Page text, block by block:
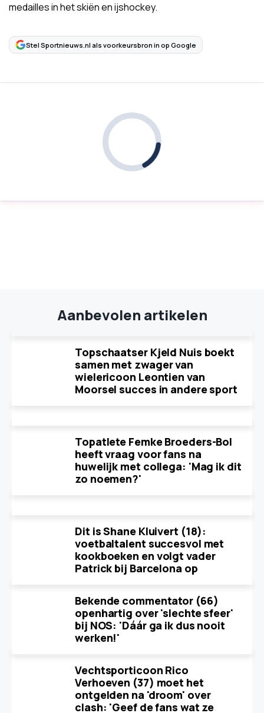
medailles in het skiën en ijshockey.
Stel Sportnieuws.nl als voorkeursbron in op Google
Aanbevolen artikelen
Topschaatser Kjeld Nuis boekt
samen met zwager van
wielericoon Leontien van
Moorsel succes in andere sport
Topatlete Femke Broeders-Bol
heeft vraag voor fans na
huwelijk met collega: 'Mag ik dit
zo noemen?'
Dit is Shane Kluivert (18):
voetbaltalent succesvol met
kookboeken en volgt vader
Patrick bij Barcelona op
Bekende commentator (66)
openhartig over 'slechte sfeer'
bij NOS: 'Dáár ga ik dus nooit
werken!'
Vechtsporticoon Rico
Verhoeven (37) moet het
ontgelden na 'droom' over
clash: 'Geef de fans wat ze